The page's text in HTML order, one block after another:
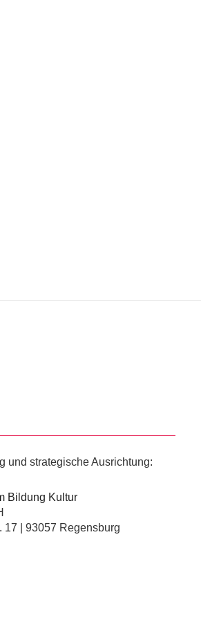
und strategische Ausrichtung:
Bildung Kultur
17 | 93057 Regensburg